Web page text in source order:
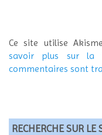
Ce site utilise
savoir plus sur la
commentaires sont
RECHERCHE SUR LE